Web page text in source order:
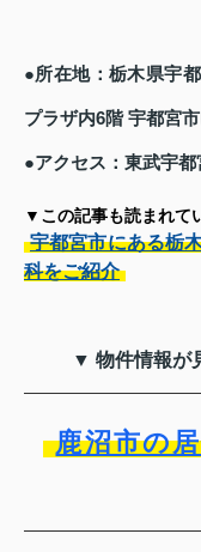
●所在地：栃木県宇
プラザ内6階 宇都宮
●アクセス：東武宇
▼この記事も読まれて
宇都宮市にある栃
科をご紹介
▼ 物件情報が
鹿沼市の